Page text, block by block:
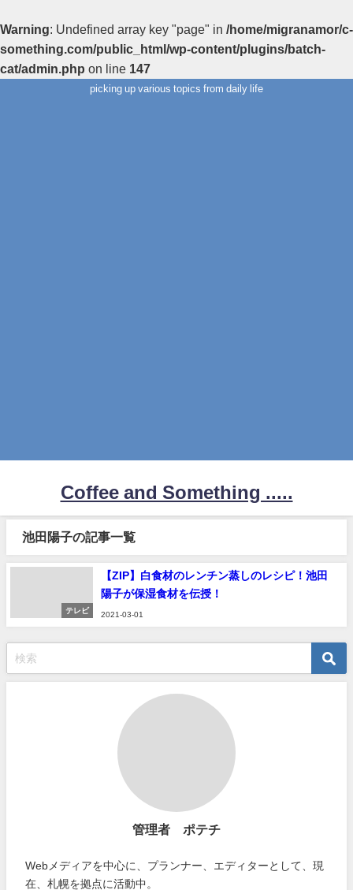
Warning: Undefined array key "page" in /home/migranamor/c-
something.com/public_html/wp-content/plugins/batch-
cat/admin.php on line 147
picking up various topics from daily life
Coffee and Something .....
池田陽子の記事一覧
テレビ
【ZIP】白食材のレンチン蒸しのレシピ！池田
陽子が保湿食材を伝授！
2021-03-01
管理者 ポテチ
Webメディアを中心に、プランナー、エディターとして、現
在、札幌を拠点に活動中。